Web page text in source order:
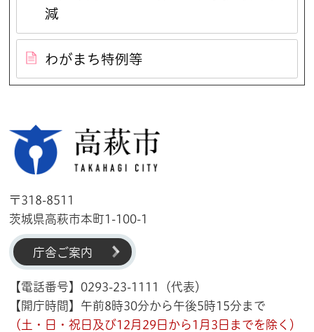
減
わがまち特例等
〒318-8511
茨城県高萩市本町1-100-1
庁舎ご案内
【電話番号】0293-23-1111（代表）
【開庁時間】午前8時30分から午後5時15分まで
（土・日・祝日及び12月29日から1月3日までを除く）